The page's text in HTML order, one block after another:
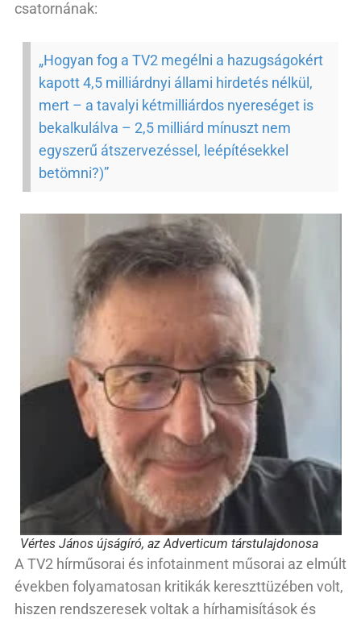
csatornának:
„Hogyan fog a TV2 megélni a hazugságokért
kapott 4,5 milliárdnyi állami hirdetés nélkül,
mert – a tavalyi kétmilliárdos nyereséget is
bekalkulálva – 2,5 milliárd mínuszt nem
egyszerű átszervezéssel, leépítésekkel
betömni?)”
Vértes János újságíró, az Adverticum társtulajdonosa
A TV2 hírműsorai és infotainment műsorai az elmúlt
években folyamatosan kritikák kereszttüzében volt,
hiszen rendszeresek voltak a hírhamisítások és